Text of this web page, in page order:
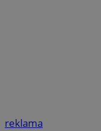
reklama